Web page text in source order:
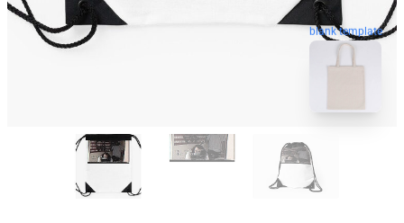
blank template